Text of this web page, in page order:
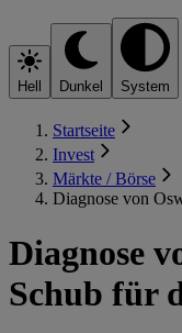
Hell Dunkel System
Startseite
Invest
Märkte / Börse
Diagnose von
Diagnose
Schub für